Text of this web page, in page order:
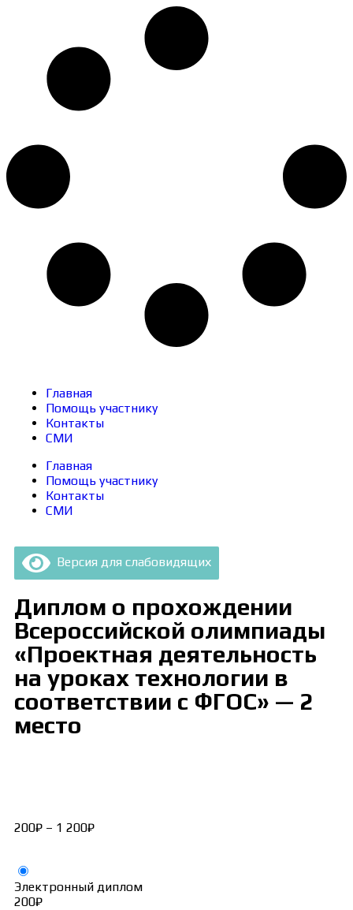
Главная
Помощь участнику
Контакты
СМИ
Главная
Помощь участнику
Контакты
СМИ
Версия для слабовидящих
Диплом о прохождении
Всероссийской олимпиады
«Проектная деятельность
на уроках технологии в
соответствии с ФГОС» — 2
место
200₽ – 1 200₽
Электронный диплом
200₽